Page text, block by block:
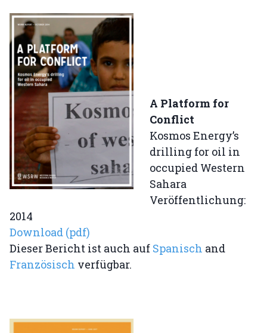
A Platform for
Conflict
Kosmos Energy’s
drilling for oil in
occupied Western
Sahara
Veröffentlichung:
2014
Download (pdf)
Dieser Bericht ist auch auf Spanisch and
Französisch verfügbar.